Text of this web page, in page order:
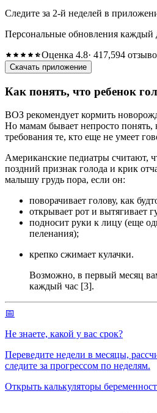
Следите за 2-й неделей в
Персональные обновления каждый
Оценка 4.8· 417,594
Скачать приложение
Как понять, что ребенок
ВОЗ рекомендует кормить
Но мамам бывает непросто понять,
требования те, кто еще не умеет
Американские педиатры считают,
поздний признак голода и крик
малышу грудь пора, если он:
поворачивает голову, как
открывает рот и вытягивает
подносит руки к лицу (еще
пеленания);
крепко сжимает кулачки.
Возможно, в первый месяц
каждый час [3].
📅
Не знаете, какой у вас срок?
Переведите недели в месяцы,
следите за прогрессом по неделям.
Открыть калькуляторы